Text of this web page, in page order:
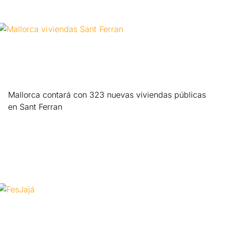
Mallorca contará con 323 nuevas viviendas públicas
en Sant Ferran